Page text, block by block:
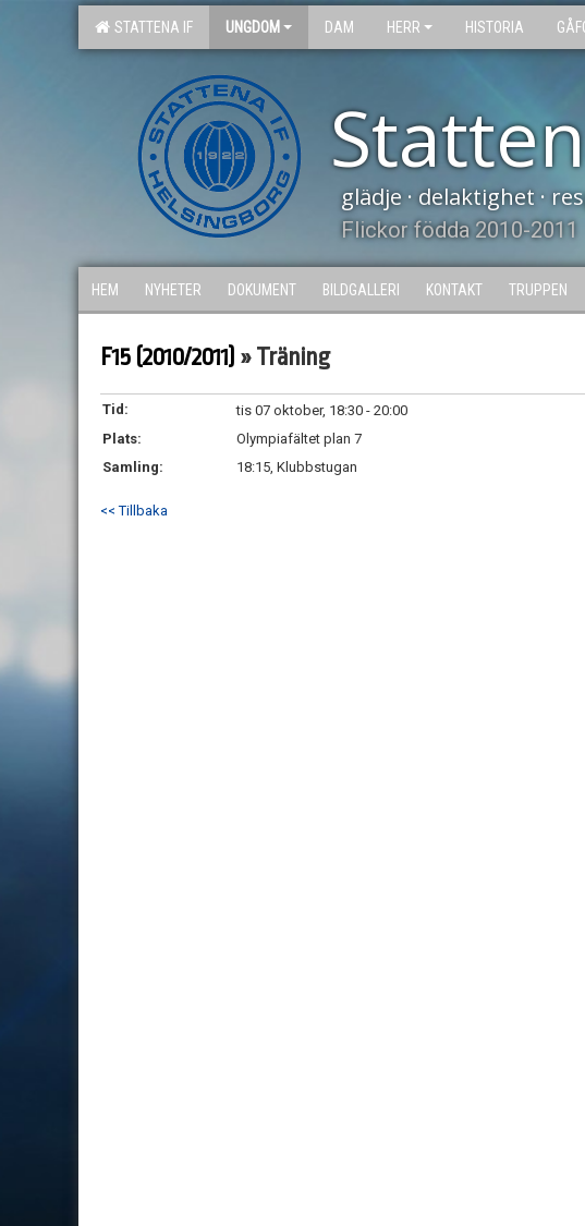
STATTENA IF UNGDOM DAM HERR HISTORIA
glädje · delaktighet ·
Flickor födda 2010-2011
HEM NYHETER DOKUMENT BILDGALLERI KONTAKT TRUPPEN
F15 (2010/2011) » Träning
Tid:
tis 07 oktober, 18:30 - 20:00
Plats:
Olympiafältet plan 7
Samling:
18:15, Klubbstugan
<< Tillbaka